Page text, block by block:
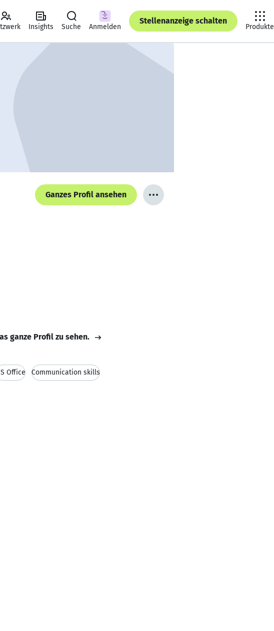
Insights Suche Anmelden
Stellenanzeige schalten
Produkte
Ganzes Profil ansehen
ganze Profil zu sehen.
Office Communication skills